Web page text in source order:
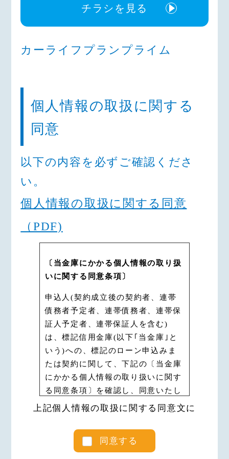
チラシを見る
カーライフプランプライム
個人情報の取扱に関する
同意
以下の内容を 必ずご確認 くださ
い。
個人情報の取扱に関する同意
（PDF)
〔当金庫にかかる個人情報の取り扱
いに関する同意条項〕
申込人(契約成立後の契約者、連帯
債務者予定者、連帯債務者、連帯保
証人予定者、連帯保証人を含む)
は、標記信用金庫(以下｢当金庫｣と
いう)への、標記のローン申込みま
たは契約に関して、下記の〔当金庫
にかかる個人情報の取り扱いに関す
る同意条項〕を確認し、同意いたし
ます。
書、保証委託約款および契約規定に
〔個人情報の収集・保有・利用・提
上記個人情報の取扱に関する同意文に
同意する